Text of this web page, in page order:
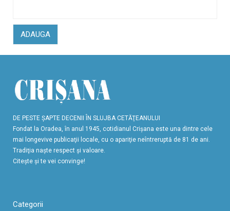
ADAUGA
DE PESTE ŞAPTE DECENII ÎN SLUJBA CETĂŢEANULUI
Fondat la Oradea, în anul 1945, cotidianul Crişana este una dintre cele
mai longevive publicaţii locale, cu o apariţie neîntreruptă de 81 de ani.
Tradiţia naşte respect şi valoare.
Citeşte şi te vei convinge!
Categorii